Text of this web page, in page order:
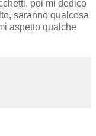
poi mi dedico
saranno qualcosa
aspetto qualche